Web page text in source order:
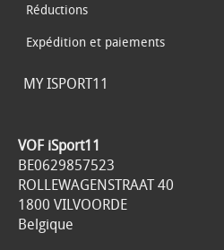
Réductions
Expédition et paiements
MY ISPORT11
VOF iSport11
BE0629857523
ROLLEWAGENSTRAAT 40
1800 VILVOORDE
Belgique